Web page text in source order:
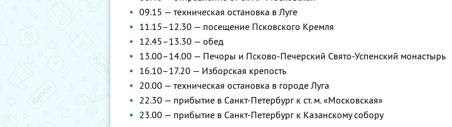
09.15 — техническая остановка в Луге
11.15–12.30 — посещение Псковского Кремля
12.45–13.30 — обед
13.00–14.00 — Печоры и Псково-Печерский Свято-Успенский монастырь
16.10–17.20 — Изборская крепость
20.00 — техническая остановка в городе Луга
22.30 — прибытие в Санкт-Петербург к ст. м. «Московская»
23.00 — прибытие в Санкт-Петербург к Казанскому собору